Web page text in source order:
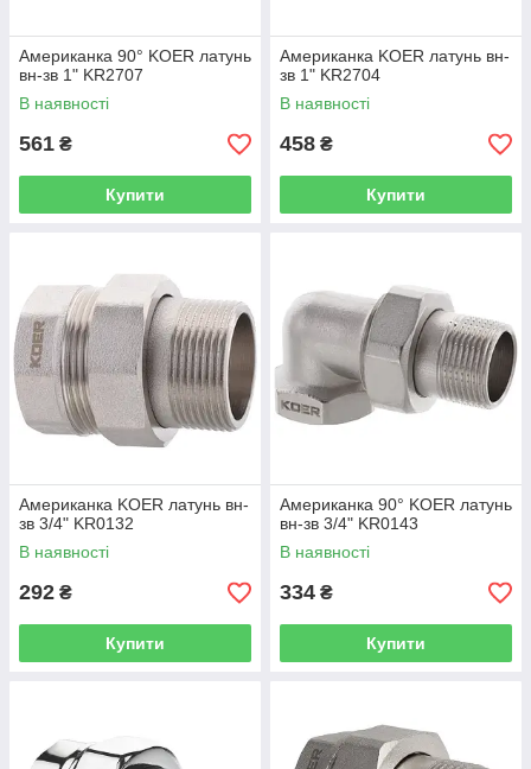
Американка 90° KOER латунь
вн-зв 1" KR2707
В наявності
561 ₴
Купити
Американка KOER латунь вн-
зв 1" KR2704
В наявності
458 ₴
Купити
Американка KOER латунь вн-
зв 3/4" KR0132
В наявності
292 ₴
Купити
Американка 90° KOER латунь
вн-зв 3/4" KR0143
В наявності
334 ₴
Купити